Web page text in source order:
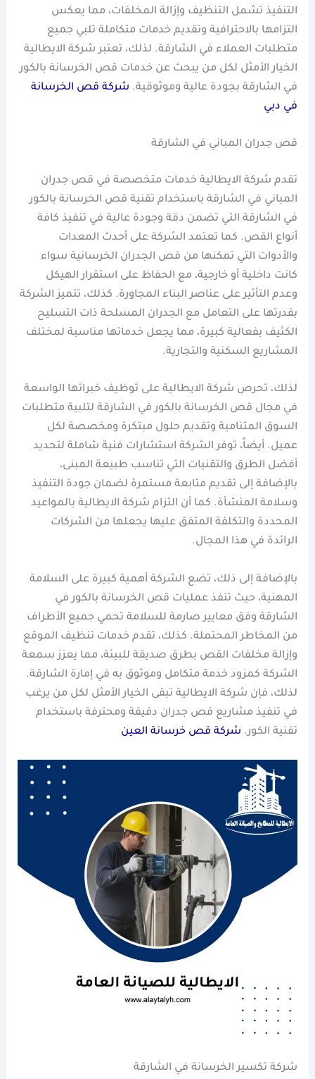
التنفيذ تشمل التنظيف وإزالة المخلفات، مما يعكس
التزامها بالاحترافية وتقديم خدمات متكاملة تلبي جميع
متطلبات العملاء في الشارقة. لذلك، تعتبر شركة الايطالية
الخيار الأمثل لكل من يبحث عن خدمات قص الخرسانة بالكور
في الشارقة بجودة عالية وموثوقية. شركة قص الخرسانة
في دبي
قص جدران المباني في الشارقة
تقدم شركة الايطالية خدمات متخصصة في قص جدران
المباني في الشارقة باستخدام تقنية قص الخرسانة بالكور
في الشارقة التي تضمن دقة وجودة عالية في تنفيذ كافة
أنواع القص. كما تعتمد الشركة على أحدث المعدات
والأدوات التي تمكنها من قص الجدران الخرسانية سواء
كانت داخلية أو خارجية، مع الحفاظ على استقرار الهيكل
وعدم التأثير على عناصر البناء المجاورة. كذلك، تتميز الشركة
بقدرتها على التعامل مع الجدران المسلحة ذات التسليح
الكثيف بفعالية كبيرة، مما يجعل خدماتها مناسبة لمختلف
المشاريع السكنية والتجارية.
لذلك، تحرص شركة الايطالية على توظيف خبراتها الواسعة
في مجال قص الخرسانة بالكور في الشارقة لتلبية متطلبات
السوق المتنامية وتقديم حلول مبتكرة ومخصصة لكل
عميل. أيضاً، توفر الشركة استشارات فنية شاملة لتحديد
أفضل الطرق والتقنيات التي تناسب طبيعة المبنى،
بالإضافة إلى تقديم متابعة مستمرة لضمان جودة التنفيذ
وسلامة المنشأة. كما أن التزام شركة الايطالية بالمواعيد
المحددة والتكلفة المتفق عليها يجعلها من الشركات
الرائدة في هذا المجال.
بالإضافة إلى ذلك، تضع الشركة أهمية كبيرة على السلامة
المهنية، حيث تنفذ عمليات قص الخرسانة بالكور في
الشارقة وفق معايير صارمة للسلامة تحمي جميع الأطراف
من المخاطر المحتملة. كذلك، تقدم خدمات تنظيف الموقع
وإزالة مخلفات القص بطرق صديقة للبيئة، مما يعزز سمعة
الشركة كمزود خدمة متكامل وموثوق به في إمارة الشارقة.
لذلك، فإن شركة الايطالية تبقى الخيار الأمثل لكل من يرغب
في تنفيذ مشاريع قص جدران دقيقة ومحترفة باستخدام
تقنية الكور. شركة قص خرسانة العين
شركة تكسير الخرسانة في الشارقة